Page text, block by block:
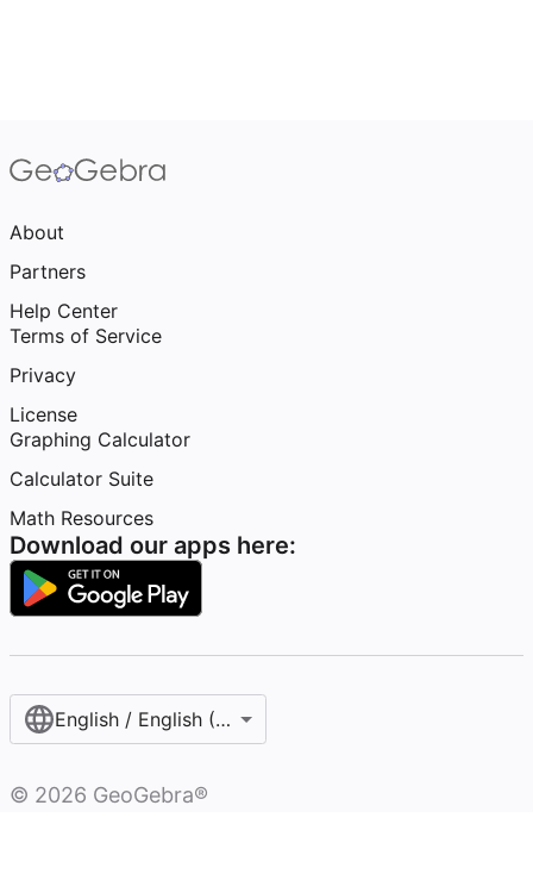
About
Partners
Help Center
Terms of Service
Privacy
License
Graphing Calculator
Calculator Suite
Math Resources
Download our apps here:
English / English (United States)
© 2026 GeoGebra®